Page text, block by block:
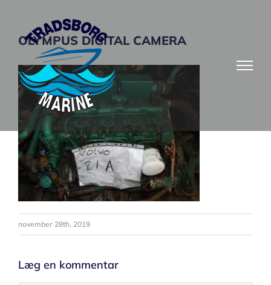
contentOLYMPUS DIGITAL CAMERA
november 28th, 2019
Læg en kommentar